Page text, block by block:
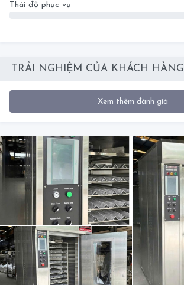
Thái độ phục vụ
TRẢI NGHIỆM CỦA KHÁCH HÀNG
Xem thêm đánh giá